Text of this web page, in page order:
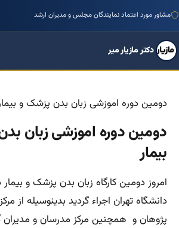
مشاور مورد اعتماد نمایندگان مجلس و مدیران ارشد
دکتر مازیار میر
دومین دوره اموزشی زبان بدن پزشک و
دومین دوره اموزشی زبان
بیمار
امروز دومین کارگاه زبان بدن پزشک و
دانشگاه تهران اجراء گردید بدینوسیله از
پژوهان و همچنین مرکز مدرسان و مدیران